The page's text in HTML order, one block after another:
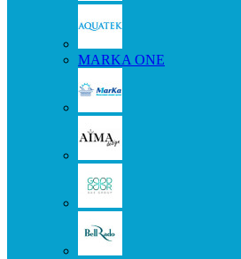
MARKA ONE